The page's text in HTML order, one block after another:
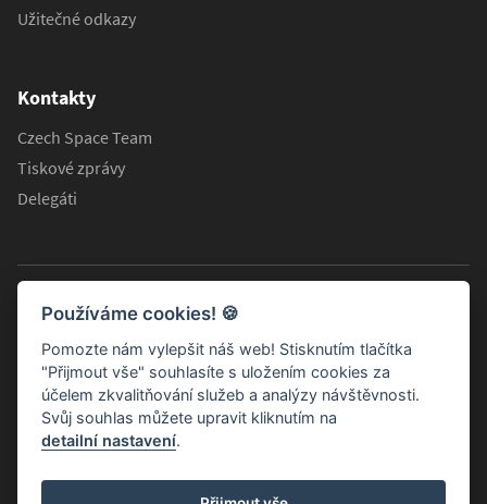
Užitečné odkazy
Kontakty
Czech Space Team
Tiskové zprávy
Delegáti
Informační stránky Koordinační rady ministra dopravy pro
Používáme cookies! 🍪
Pomozte nám vylepšit náš web! Stisknutím tlačítka
"Přijmout vše" souhlasíte s uložením cookies za
účelem zkvalitňování služeb a analýzy návštěvnosti.
Svůj souhlas můžete upravit kliknutím na
detailní nastavení.